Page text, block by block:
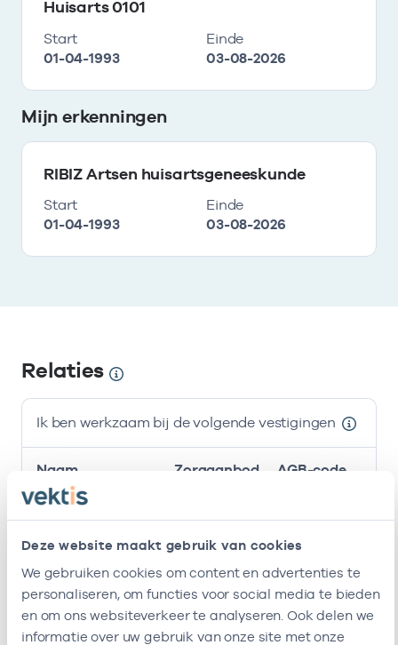
Deze website maakt gebruik van cookies
We gebruiken cookies om content en advertenties te
personaliseren, om functies voor social media te bieden
en om ons websiteverkeer te analyseren. Ook delen we
informatie over uw gebruik van onze site met onze
Huisarts 0101
Start
01-04-1993
Einde
03-08-2026
Mijn erkenningen
RIBIZ Artsen huisartsgeneeskunde
Start
01-04-1993
Einde
03-08-2026
Relaties
Ik ben werkzaam bij de volgende vestigingen
Ik ben werkzaam bij de volgende vestigingen
Naam Zorgaanbod AGB-code
Stichting
Amsterdam
Roha B.v. Huisarts - 01-